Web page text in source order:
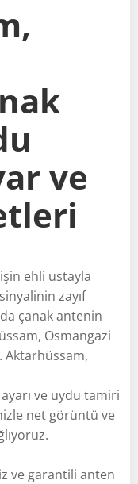
ve
ehli ustayla
zayıf
çanak antenin
Osmangazi
Aktarhüssam,
ve uydu tamiri
net görüntü ve
ve garantili anten